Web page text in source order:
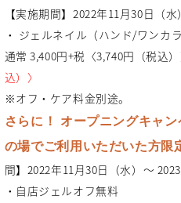
【実施期間】2022年11月30日（水
・ ジェルネイル（ハンド/ワンカ
通常 3,400円+税〈3,740円（税込
込）〉
※オフ・ケア料金別途。
さらに！ オープニングキャ
の場でご利用いただいた方限
間】2022年11月30日（水）～
・自店ジェルオフ無料